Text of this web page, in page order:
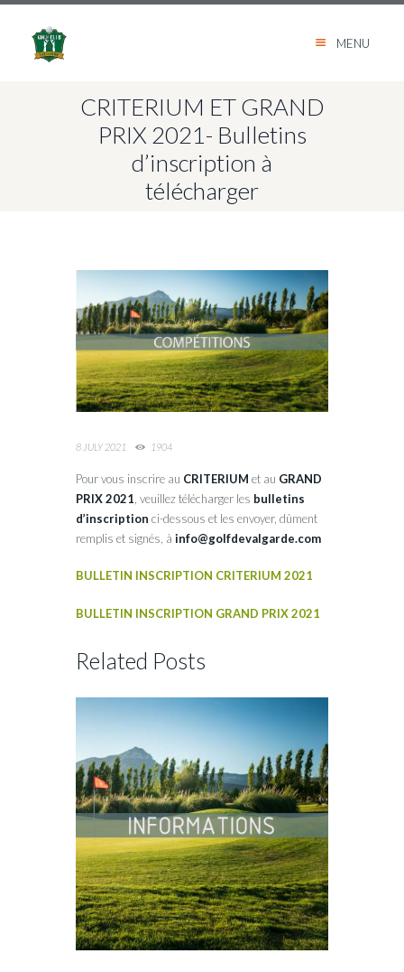
MENU
CRITERIUM ET GRAND
PRIX 2021- Bulletins
d’inscription à
télécharger
8 JULY 2021 1904
Pour vous inscrire au CRITERIUM et au GRAND
PRIX 2021 , veuillez télécharger les bulletins
d’inscription ci-dessous et les envoyer, dûment
remplis et signés, à info@golfdevalgarde.com
BULLETIN INSCRIPTION CRITERIUM 2021
BULLETIN INSCRIPTION GRAND PRIX 2021
Related Posts